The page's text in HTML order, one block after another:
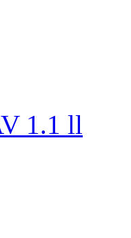
1.1 ll